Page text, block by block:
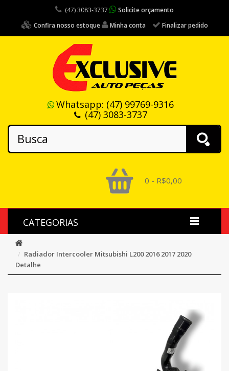
(47) 3083-3737
Solicite orçamento
Confira nosso estoque
Minha conta Finalizar pedido
Whatsapp: (47) 99769-9316
(47) 3083-3737
0 - R$0,00
CATEGORIAS
Radiador Intercooler Mitsubishi L200 2016 2017 2020
Detalhe